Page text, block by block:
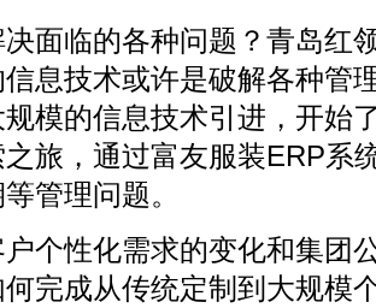
临的各种问题？青岛红
息技术或许是破解各种管
模的信息技术引进，开始
旅，通过富友服装ERP系
管理问题。
性化需求的变化和集团
完成从传统定制到大规模